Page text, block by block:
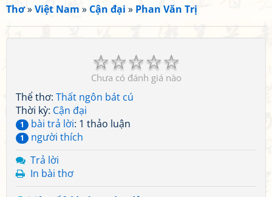
Thơ»Việt Nam » Cận đại » Phan Văn Trị
☆
☆
☆
☆
☆
Chưa có đánh giá nào
Thể thơ: Thất ngôn bát cú
Thời kỳ: Cận đại
1 bài trả lời: 1 thảo luận
1
người thích
Trả lời
In bài thơ